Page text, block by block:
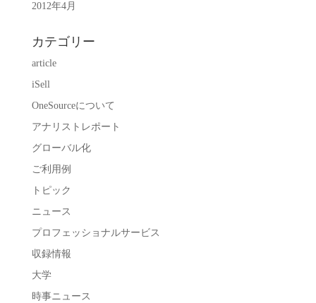
2012年4月
カテゴリー
article
iSell
OneSourceについて
アナリストレポート
グローバル化
ご利用例
トピック
ニュース
プロフェッショナルサービス
収録情報
大学
時事ニュース